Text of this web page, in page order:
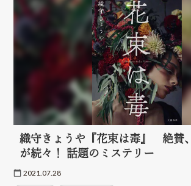
織守きょうや『花束は毒』 絶賛
が続々！ 話題のミステリー
2021.07.28